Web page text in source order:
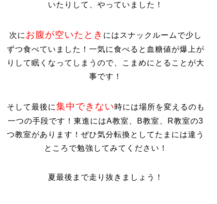
いたりして、やっていました！
次に お腹が空いたとき にはスナックルームで少し
ずつ食べていました！一気に食べると血糖値が爆上が
りして眠くなってしまうので、こまめにとることが大
事です！
そして最後に集中できない時には場所を変えるのも
一つの手段です！東進にはA教室、B教室、R教室の3
つ教室があります！ぜひ気分転換としてたまには違う
ところで勉強してみてください！
夏最後まで走り抜きましょう！